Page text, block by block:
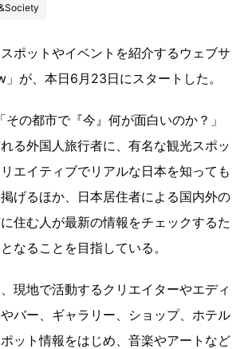
ポットやイベントを紹介するウェブサ
が、本日6月23日にスタートした。
の都市で『今』何が面白いのか？」
る外国人旅行者に、有名な観光スポッ
エイティブでリアルな日本を知っても
げるほか、日本居住者による国内外の
住む人が最新の情報をチェックするた
なることを目指している。
現地で活動するクリエイターやエディ
バー、ギャラリー、ショップ、ホテル
ット情報をはじめ、音楽やアートなど